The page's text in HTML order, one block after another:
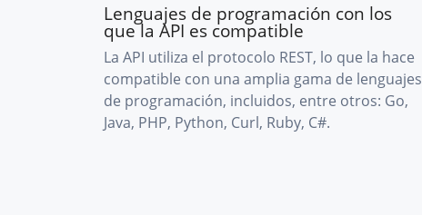
Lenguajes de programación con los
que la API es compatible
La API utiliza el protocolo REST, lo que la hace
compatible con una amplia gama de lenguajes
de programación, incluidos, entre otros: Go,
Java, PHP, Python, Curl, Ruby, C#.